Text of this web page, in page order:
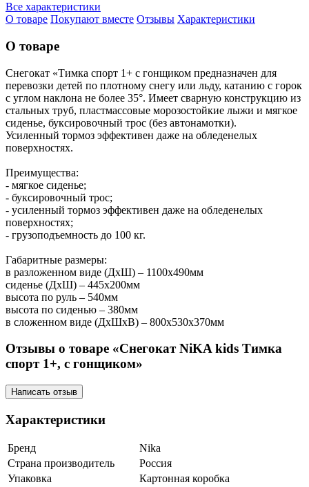
Все характеристики
О товаре Покупают вместе Отзывы Характеристики
О товаре
Снегокат «Тимка спорт 1+ с гонщиком предназначен для
перевозки детей по плотному снегу или льду, катанию с горок
с углом наклона не более 35°. Имеет сварную конструкцию из
стальных труб, пластмассовые морозостойкие лыжи и мягкое
сиденье, буксировочный трос (без автонамотки).
Усиленный тормоз эффективен даже на обледенелых
поверхностях.
Преимущества:
- мягкое сиденье;
- буксировочный трос;
- усиленный тормоз эффективен даже на обледенелых
поверхностях;
- грузоподъемность до 100 кг.
Габаритные размеры:
в разложенном виде (ДхШ) – 1100х490мм
сиденье (ДхШ) – 445х200мм
высота по руль – 540мм
высота по сиденью – 380мм
в сложенном виде (ДхШхВ) – 800х530х370мм
Отзывы о товаре «Снегокат NiKA kids Тимка
спорт 1+, с гонщиком»
Написать отзыв
Характеристики
Бренд
Nika
Страна производитель
Россия
Упаковка
Картонная коробка